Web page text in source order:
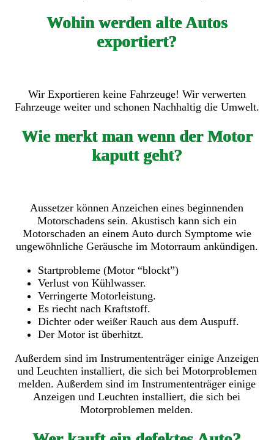
Wohin werden alte Autos
exportiert?
Wir Exportieren keine Fahrzeuge! Wir verwerten
Fahrzeuge weiter und schonen Nachhaltig die Umwelt.
Wie merkt man wenn der Motor
kaputt geht?
Aussetzer können Anzeichen eines beginnenden
Motorschadens sein. Akustisch kann sich ein
Motorschaden an einem Auto durch Symptome wie
ungewöhnliche Geräusche im Motorraum ankündigen.
Startprobleme (Motor “blockt”)
Verlust von Kühlwasser.
Verringerte Motorleistung.
Es riecht nach Kraftstoff.
Dichter oder weißer Rauch aus dem Auspuff.
Der Motor ist überhitzt.
Außerdem sind im Instrumententräger einige Anzeigen
und Leuchten installiert, die sich bei Motorproblemen
melden. Außerdem sind im Instrumententräger einige
Anzeigen und Leuchten installiert, die sich bei
Motorproblemen melden.